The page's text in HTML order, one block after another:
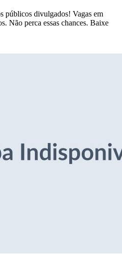
públicos divulgados! Vagas em
Não perca essas chances. Baixe